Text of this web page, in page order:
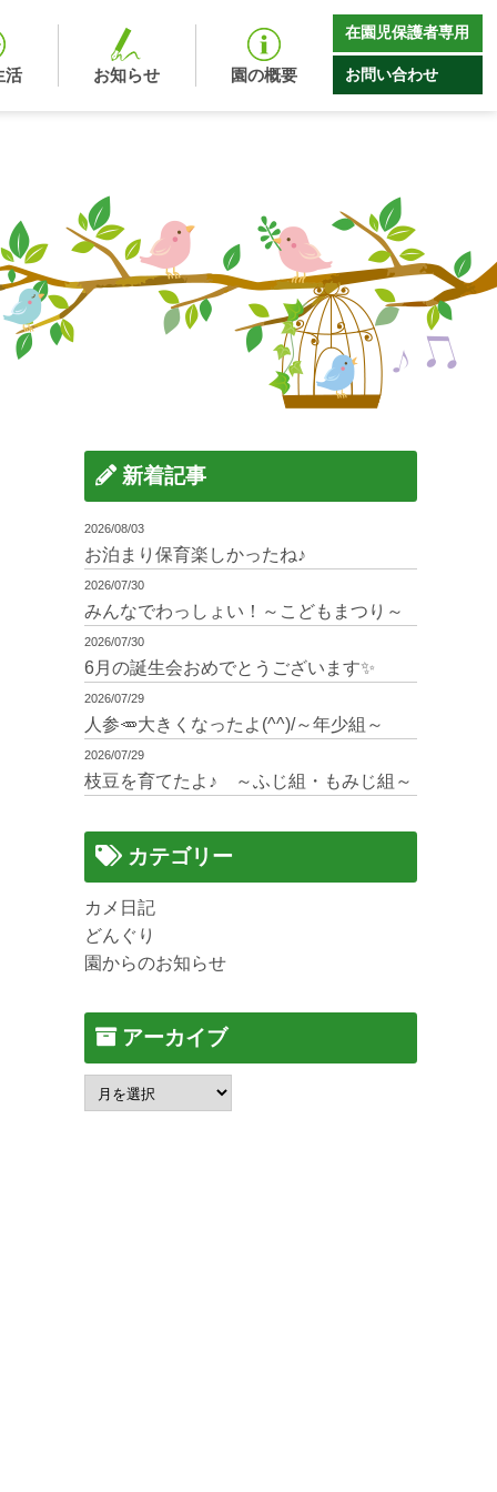
活 お知らせ 園の概要
在園児保護者専用
お問い合わせ
新着記事
2026/08/03
お泊まり保育楽しかったね♪
2026/07/30
みんなでわっしょい！～こどもまつり～
2026/07/30
6月の誕生会おめでとうございます✨
2026/07/29
人参🥕大きくなったよ(^^)/～年少組～
2026/07/29
枝豆を育てたよ♪ ～ふじ組・もみじ組～
カテゴリー
カメ日記
どんぐり
園からのお知らせ
アーカイブ